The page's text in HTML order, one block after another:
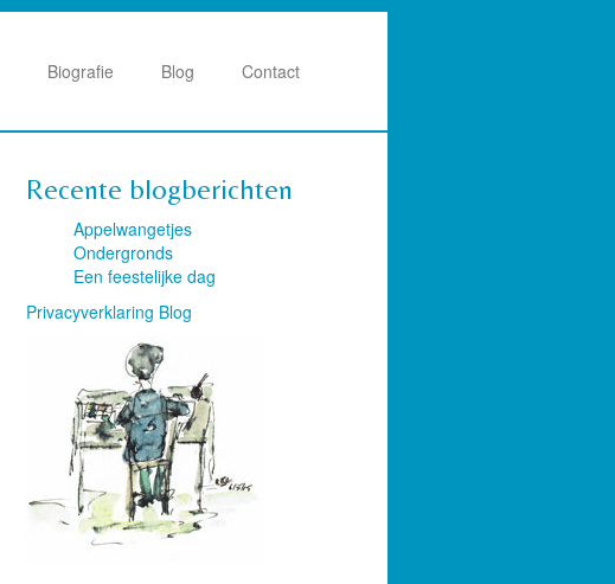
Biografie Blog Contact
Recente blogberichten
Appelwangetjes
Ondergronds
Een feestelijke dag
Privacyverklaring Blog